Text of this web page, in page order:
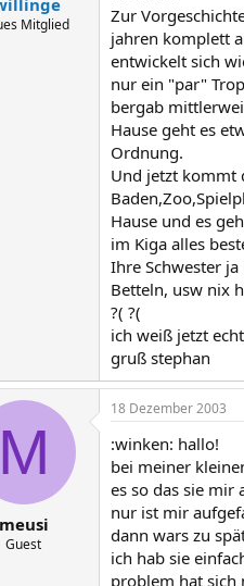
m
Mitglied
Zur
jahren komplett
entwickelt sich
nur ein "par"
bergab
Hause geht es
Ordnung.
Und jetzt kommt
Hause und es
im Kiga alles
Ihre Schwester
Betteln, usw nix
?( ?(
ich weiß jetzt
gruß stephan
M
meusi
Guest
18 Dezember 2003
:winken: hallo!
bei meiner
es so das sie mir
nur ist mir
dann wars zu
ich hab sie
problem hat sich